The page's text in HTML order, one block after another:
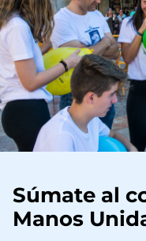
Súmate al
Manos